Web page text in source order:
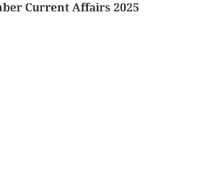
Current Affairs 2025